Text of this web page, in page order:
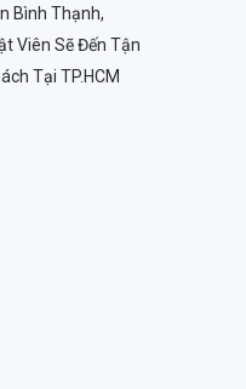
Bình Thạnh,
Viên Sẽ Đến Tận
Tại TP.HCM